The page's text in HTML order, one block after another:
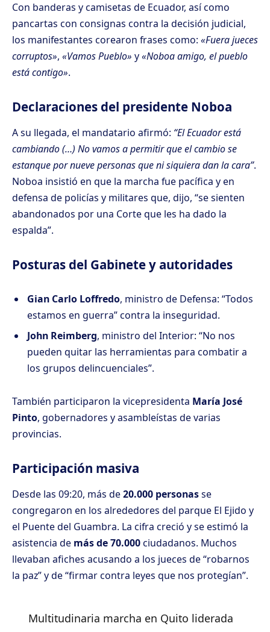
Con banderas y camisetas de Ecuador, así como
pancartas con consignas contra la decisión judicial,
los manifestantes corearon frases como: «Fuera jueces
corruptos», «Vamos Pueblo» y«Noboa amigo, el pueblo
está contigo».
Declaraciones del presidente Noboa
A su llegada, el mandatario afirmó: “El Ecuador está
cambiando (…) No vamos a permitir que el cambio se
estanque por nueve personas que ni siquiera dan la cara”.
Noboa insistió en que la marcha fue pacífica y en
defensa de policías y militares que, dijo, “se sienten
abandonados por una Corte que les ha dado la
espalda”.
Posturas del Gabinete y autoridades
Gian Carlo Loffredo, ministro de Defensa: “Todos
estamos en guerra” contra la inseguridad.
John Reimberg, ministro del Interior: “No nos
pueden quitar las herramientas para combatir a
los grupos delincuenciales”.
También participaron la vicepresidenta María José
Pinto, gobernadores y asambleístas de varias
provincias.
Participación masiva
Desde las 09:20, más de20.000 personasse
congregaron en los alrededores del parque El Ejido y
el Puente del Guambra. La cifra creció y se estimó la
asistencia de más de 70.000ciudadanos. Muchos
llevaban afiches acusando a los jueces de “robarnos
la paz” y de “firmar contra leyes que nos protegían”.
Multitudinaria marcha en Quito liderada